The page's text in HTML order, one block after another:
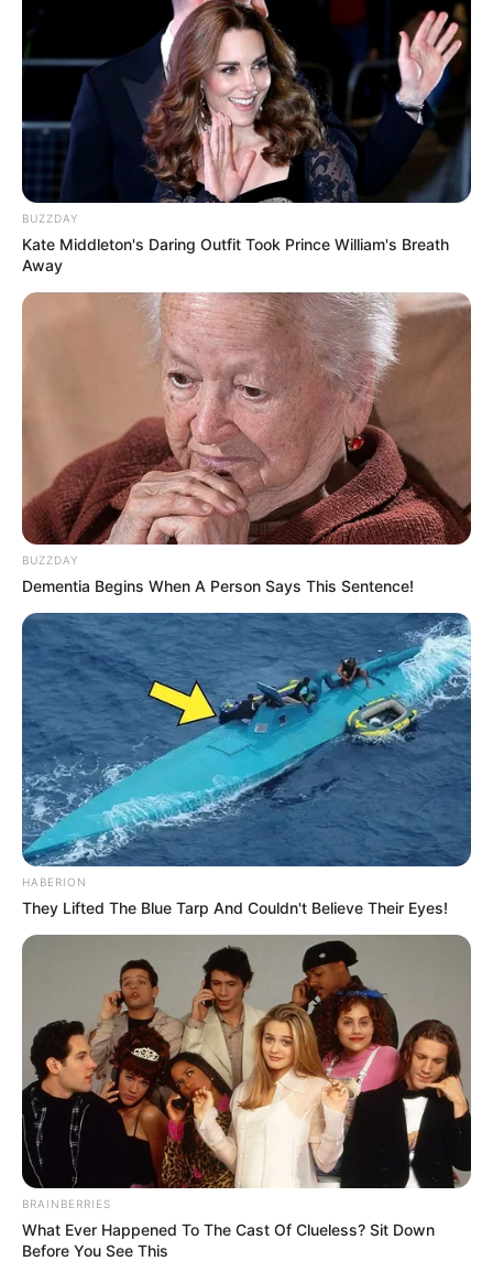
BUZZDAY
Kate Middleton's Daring Outfit Took Prince William's Breath
Away
BUZZDAY
Dementia Begins When A Person Says This Sentence!
HABERION
They Lifted The Blue Tarp And Couldn't Believe Their Eyes!
BRAINBERRIES
What Ever Happened To The Cast Of Clueless? Sit Down
Before You See This